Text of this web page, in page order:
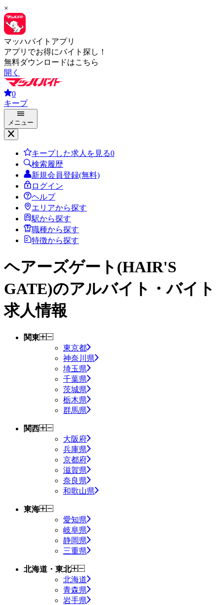
×
マッハバイトアプリ
アプリでお得にバイト探し！
無料ダウンロードはこちら
開く
0
キープ
メニュー
キープした求人を見る0
検索履歴
新規会員登録(無料)
ログイン
ヘルプ
エリアから探す
駅から探す
職種から探す
特徴から探す
ヘアーズゲート(HAIR'S
GATE)のアルバイト・バイト
求人情報
関東
東京都
神奈川県
埼玉県
千葉県
茨城県
栃木県
群馬県
関西
大阪府
兵庫県
京都府
滋賀県
奈良県
和歌山県
東海
愛知県
岐阜県
静岡県
三重県
北海道・東北
北海道
青森県
岩手県